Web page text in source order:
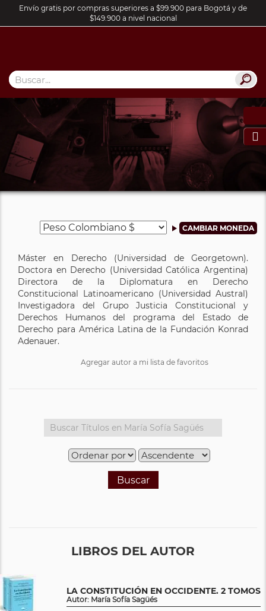
Envío gratis por compras superiores a $99.900 para Bogotá y de
$149.900 a nivel nacional

Máster en Derecho (Universidad de Georgetown).
Doctora en Derecho (Universidad Católica Argentina)
Directora de la Diplomatura en Derecho
Constitucional Latinoamericano (Universidad Austral)
Investigadora del Grupo Justicia Constitucional y
Derechos Humanos del programa del Estado de
Derecho para América Latina de la Fundación Konrad
Adenauer.
Agregar autor a mi lista de favoritos
Buscar
LIBROS DEL AUTOR
LA CONSTITUCIÓN EN OCCIDENTE. 2 TOMOS
Autor: María Sofía Sagüés